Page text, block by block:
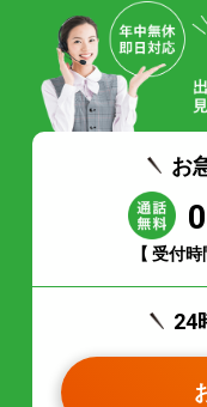
お
【 受付
24